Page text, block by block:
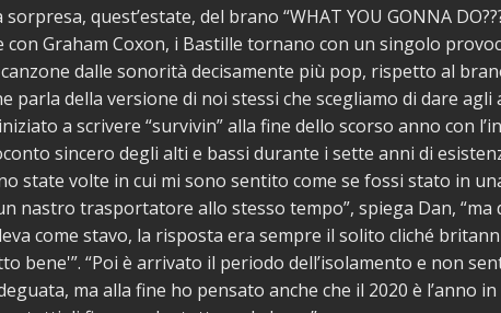
sorpresa, quest’estate, del brano “WHAT YOU GONNA
con Graham Coxon, i Bastille tornano con un singolo
canzone dalle sonorità decisamente più pop, rispetto al
parla della versione di noi stessi che scegliamo di dare agli
a scrivere “survivin” alla fine dello scorso anno con
sincero degli alti e bassi durante i sette anni di
state volte in cui mi sono sentito come se fossi stato in
nastro trasportatore allo stesso tempo”, spiega Dan, “ma
come stavo, la risposta era sempre il solito cliché
bene'”. “Poi è arrivato il periodo dell’isolamento e non
ma alla fine ho pensato anche che il 2020 è l’anno in